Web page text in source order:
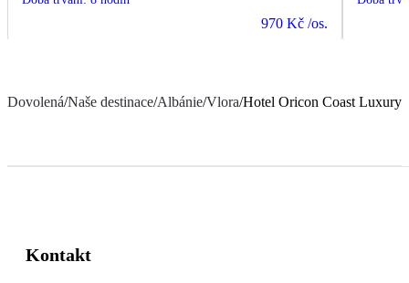
970 Kč /os.
Dovolená/Naše destinace/Albánie/Vlora/Hotel Oricon Coast Luxury
Kontakt